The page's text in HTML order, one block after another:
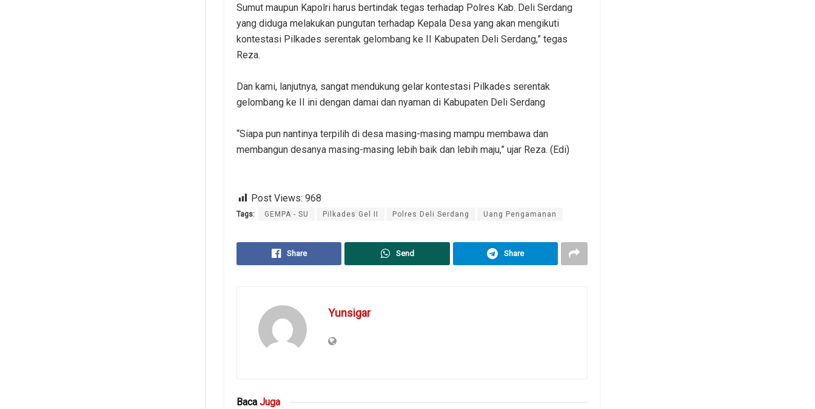
Sumut maupun Kapolri harus bertindak tegas terhadap Polres Kab. Deli Serdang
yang diduga melakukan pungutan terhadap Kepala Desa yang akan mengikuti
kontestasi Pilkades serentak gelombang ke II Kabupaten Deli Serdang,” tegas
Reza.
‎Dan kami, lanjutnya, sangat mendukung gelar kontestasi Pilkades serentak
gelombang ke II ini dengan damai dan nyaman di Kabupaten Deli Serdang
“‎Siapa pun nantinya terpilih di desa masing-masing mampu membawa dan
membangun desanya masing-masing lebih baik dan lebih maju,” ujar Reza. (Edi)
Post Views: 968
Tags: GEMPA - SU Pilkades Gel II Polres Deli Serdang Uang Pengamanan
Share Send Share
Yunsigar
Baca Juga